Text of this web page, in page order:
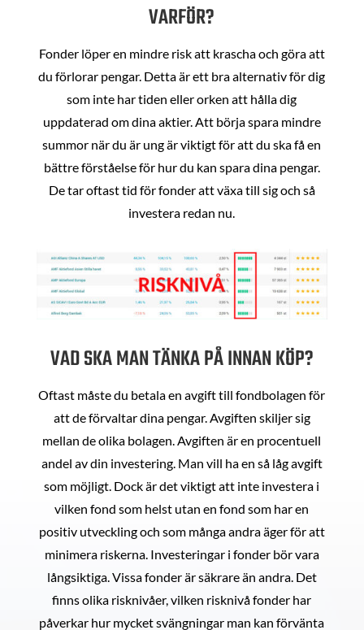
VARFÖR?
Fonder löper en mindre risk att krascha och göra att
du förlorar pengar. Detta är ett bra alternativ för dig
som inte har tiden eller orken att hålla dig
uppdaterad om dina aktier. Att börja spara mindre
summor när du är ung är viktigt för att du ska få en
bättre förståelse för hur du kan spara dina pengar.
De tar oftast tid för fonder att växa till sig och så
investera redan nu.
VAD SKA MAN TÄNKA PÅ INNAN KÖP?
Oftast måste du betala en avgift till fondbolagen för
att de förvaltar dina pengar. Avgiften skiljer sig
mellan de olika bolagen. Avgiften är en procentuell
andel av din investering. Man vill ha en så låg avgift
som möjligt. Dock är det viktigt att inte investera i
vilken fond som helst utan en fond som har en
positiv utveckling och som många andra äger för att
minimera riskerna. Investeringar i fonder bör vara
långsiktiga. Vissa fonder är säkrare än andra. Det
finns olika risknivåer, vilken risknivå fonder har
påverkar hur mycket svängningar man kan förvänta